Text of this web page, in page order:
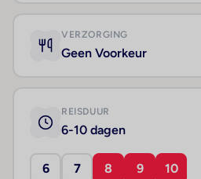
VERZORGING
Geen Voorkeur
REISDUUR
6-10 dagen
6 7 8 9 10